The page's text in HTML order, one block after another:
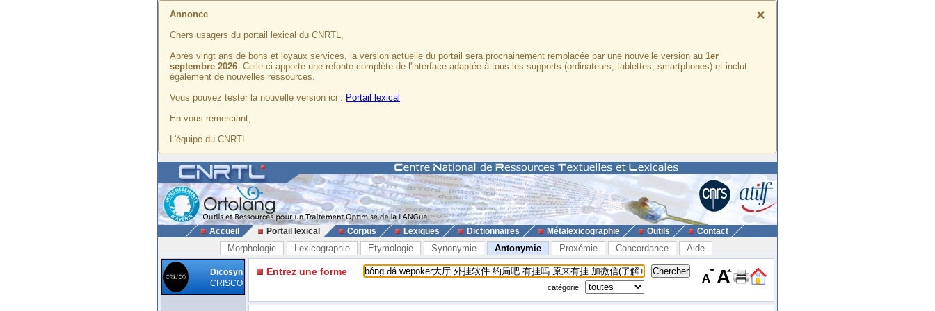
×
Annonce
Chers usagers du portail lexical du CNRTL,
Après vingt ans de bons et loyaux services, la version actuelle du portail sera prochainement remplacée par une nouvelle version au 1er
septembre 2026. Celle-ci apporte une refonte complète de l'interface adaptée à tous les supports (ordinateurs, tablettes, smartphones) et inclut
également de nouvelles ressources.
Vous pouvez tester la nouvelle version ici : Portail lexical
En vous remerciant,
L'équipe du CNRTL
Accueil Portail lexical Corpus Lexiques Dictionnaires Métalexicographie Outils Contact
Morphologie Lexicographie Etymologie Synonymie Antonymie Proxémie Concordance Aide
Dicosyn
CRISCO
Entrez une forme
catégorie :